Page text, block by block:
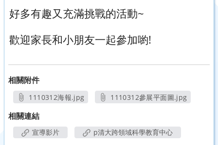
好多有趣又充滿挑戰的活動~
歡迎家長和小朋友一起參加喲!
相關附件
1110312海報.jpg
1110312參展平面圖.jpg
相關連結
宣導影片 p清大跨領域科學教育中心